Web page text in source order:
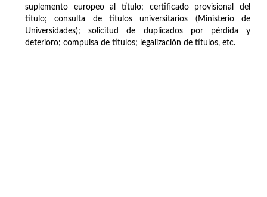
suplemento europeo al título; certificado provisional del
título; consulta de títulos universitarios (Ministerio de
Universidades); solicitud de duplicados por pérdida y
deterioro; compulsa de títulos; legalización de títulos, etc.